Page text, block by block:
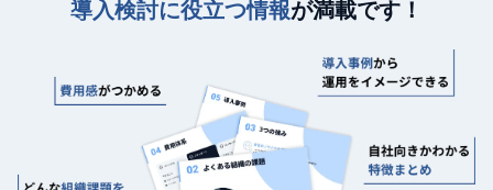
導入検討に役立つ情報が満載です！